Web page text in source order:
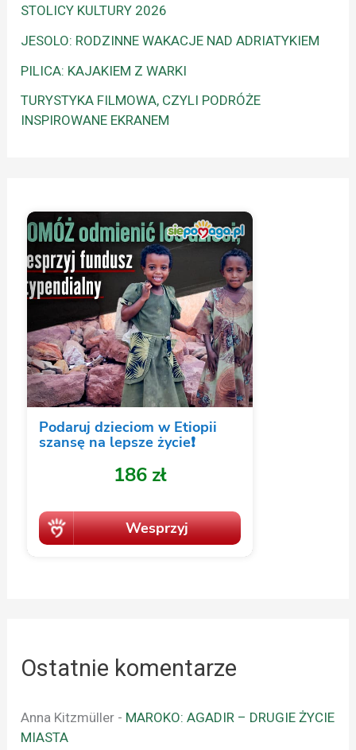
STOLICY KULTURY 2026
JESOLO: RODZINNE WAKACJE NAD ADRIATYKIEM
PILICA: KAJAKIEM Z WARKI
TURYSTYKA FILMOWA, CZYLI PODRÓŻE
INSPIROWANE EKRANEM
Ostatnie komentarze
Anna Kitzmüller - MAROKO: AGADIR – DRUGIE ŻYCIE
MIASTA